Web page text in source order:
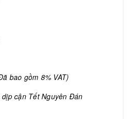
bao gồm 8% VAT)
cận Tết Nguyên Đán